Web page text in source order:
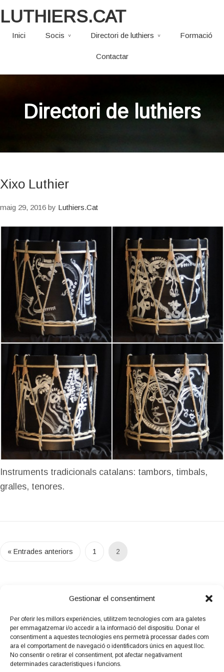
Gestionar el consentiment
Per oferir les millors experiències, utilitzem tecnologies com ara galetes
per emmagatzemar i/o accedir a la informació del dispositiu. Donar el
consentiment a aquestes tecnologies ens permetrà processar dades com
ara el comportament de navegació o identificadors únics en aquest lloc.
No consentir o retirar el consentiment, pot afectar negativament
determinades característiques i funcions.
LUTHIERS.CAT
Inici Socis Directori de luthiers Formació
Contactar
Directori de luthiers
Xixo Luthier
maig 29, 2016 by Luthiers.Cat
Instruments tradicionals catalans: tambors, timbals,
gralles, tenores.
« Entrades anteriors 1 2
Amb el suport
de: